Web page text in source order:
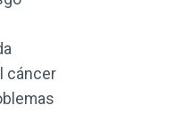
cáncer